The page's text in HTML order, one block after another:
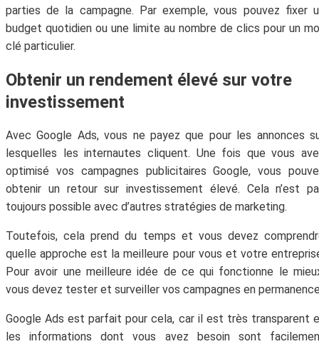
parties de la campagne. Par exemple, vous pouvez fixer
budget quotidien ou une limite au nombre de clics pour un
clé particulier.
Obtenir un rendement élevé sur votre
investissement
Avec Google Ads, vous ne payez que pour les annonces
lesquelles les internautes cliquent. Une fois que vous
optimisé vos campagnes publicitaires Google, vous
obtenir un retour sur investissement élevé. Cela n’est
toujours possible avec d’autres stratégies de marketing.
Toutefois, cela prend du temps et vous devez
quelle approche est la meilleure pour vous et votre
Pour avoir une meilleure idée de ce qui fonctionne le
vous devez tester et surveiller vos campagnes en
Google Ads est parfait pour cela, car il est très transparent
les informations dont vous avez besoin sont